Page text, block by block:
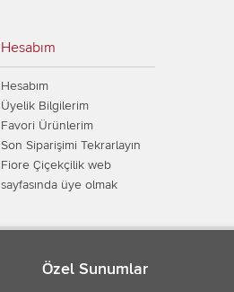
Hesabım
Hesabım
Üyelik Bilgilerim
Favori Ürünlerim
Son Siparişimi Tekrarlayın
Fiore Çiçekçilik web
sayfasında üye olmak
Özel Sunumlar